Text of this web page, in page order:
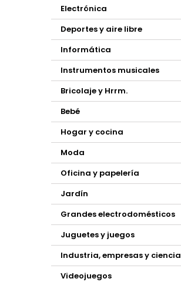
Electrónica
Deportes y aire libre
Informática
Instrumentos musicales
Bricolaje y Hrrm.
Bebé
Hogar y cocina
Moda
Oficina y papelería
Jardín
Grandes electrodomésticos
Juguetes y juegos
Industria, empresas y ciencia
Videojuegos